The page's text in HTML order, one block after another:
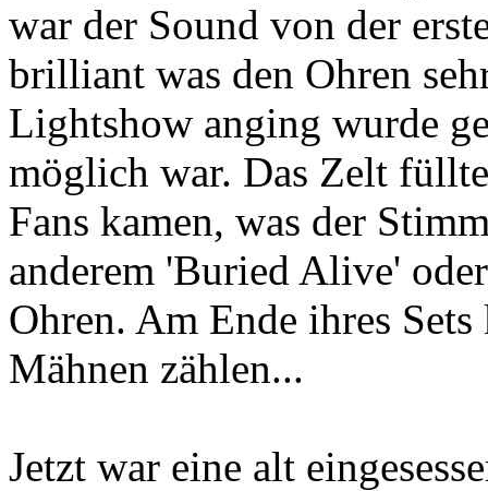
war der Sound von der
brilliant was den Ohren
Lightshow anging wurde
möglich war. Das Zelt
Fans kamen, was der
anderem 'Buried Alive'
Ohren. Am Ende ihres
Mähnen zählen...
Jetzt war eine alt